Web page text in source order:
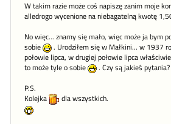
W takim razie może coś napiszę zanim moje
alledrogo wycenione na niebagatelną kwotę
No więc... znamy się mało, więc może ja bym
sobie
. Urodziłem się w Małkini... w 1937
połowie lipca, w drugiej połowie lipca
to może tyle o sobie
. Czy są jakieś pytania?
P.S.
Kolejka
dla wszystkich.